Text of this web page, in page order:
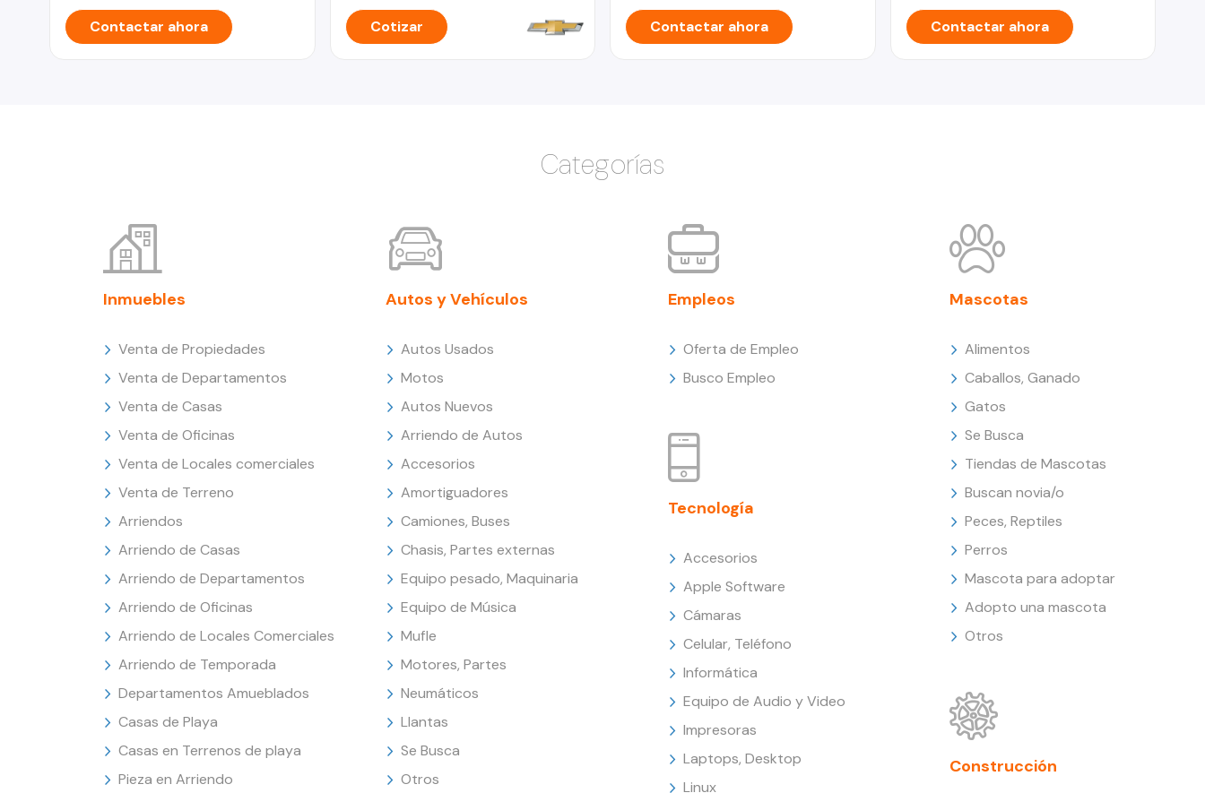
Contactar ahora Cotizar Contactar ahora Contactar ahora
Categorías
Inmuebles
Venta de Propiedades
Venta de Departamentos
Venta de Casas
Venta de Oficinas
Venta de Locales comerciales
Venta de Terreno
Arriendos
Arriendo de Casas
Arriendo de Departamentos
Arriendo de Oficinas
Arriendo de Locales Comerciales
Arriendo de Temporada
Departamentos Amueblados
Casas de Playa
Casas en Terrenos de playa
Pieza en Arriendo
Autos y Vehículos
Autos Usados
Motos
Autos Nuevos
Arriendo de Autos
Accesorios
Amortiguadores
Camiones, Buses
Chasis, Partes externas
Equipo pesado, Maquinaria
Equipo de Música
Mufle
Motores, Partes
Neumáticos
Llantas
Se Busca
Otros
Empleos
Oferta de Empleo
Busco Empleo
Tecnología
Accesorios
Apple Software
Cámaras
Celular, Teléfono
Informática
Equipo de Audio y Video
Impresoras
Laptops, Desktop
Linux
Mascotas
Alimentos
Caballos, Ganado
Gatos
Se Busca
Tiendas de Mascotas
Buscan novia/o
Peces, Reptiles
Perros
Mascota para adoptar
Adopto una mascota
Otros
Construcción